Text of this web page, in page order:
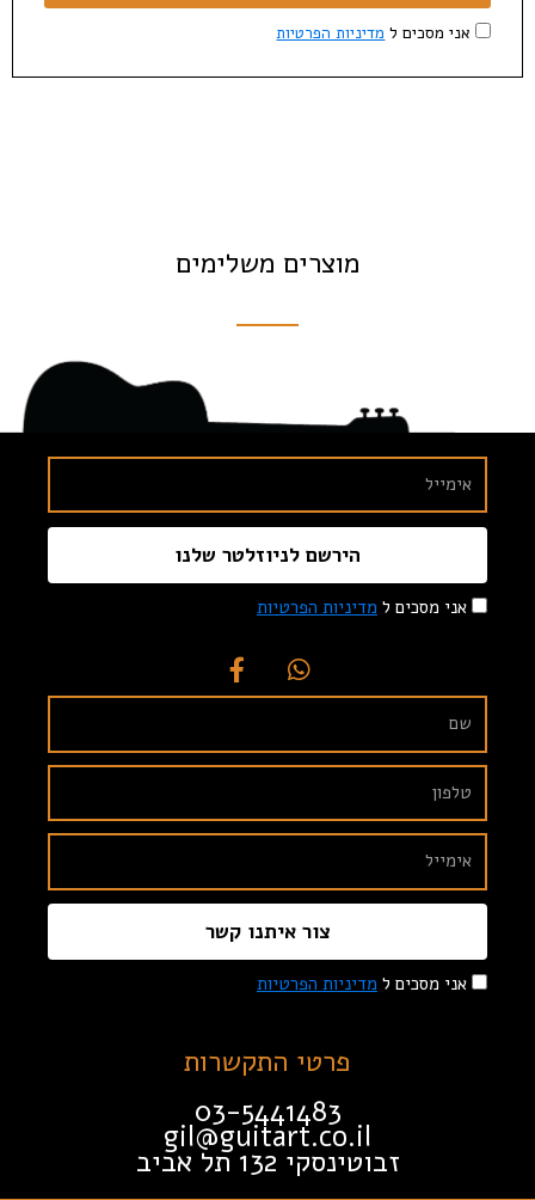
אני מסכים ל מדיניות הפרטיות
מוצרים משלימים
אני מסכים ל מדיניות הפרטיות
הירשם לניוזלטר שלנו
אני מסכים ל מדיניות הפרטיות
צור איתנו קשר
פרטי התקשרות
03-5441483
gil@guitart.co.il
זבוטינסקי 132 תל אביב